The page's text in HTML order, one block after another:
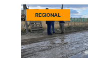
REGIONAL